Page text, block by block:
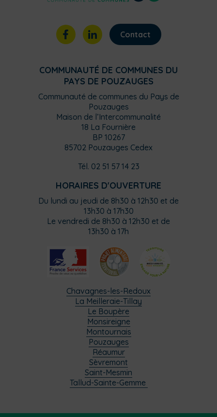
Contact
COMMUNAUTÉ DE COMMUNES DU
PAYS DE POUZAUGES
Communauté de communes du Pays de
Pouzauges
Maison de l’Intercommunalité
18 La Fournière
BP 10267
85702 Pouzauges Cedex
Tél. 02 51 57 14 23
HORAIRES D'OUVERTURE
Du lundi au jeudi de 8h30 à 12h30 et de
13h30 à 17h30
Le vendredi de 8h30 à 12h30 et de
13h30 à 17h
Chavagnes-les-Redoux
La Meilleraie-Tillay
Le Boupère
Monsireigne
Montournais
Pouzauges
Réaumur
Sèvremont
Saint-Mesmin
Tallud-Sainte-Gemme